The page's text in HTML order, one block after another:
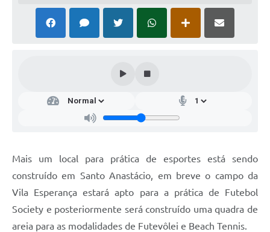
Mais um local para prática de esportes está sendo
construído em Santo Anastácio, em breve o campo da
Vila Esperança estará apto para a prática de Futebol
Society e posteriormente será construído uma quadra de
areia para as modalidades de Futevôlei e Beach Tennis.